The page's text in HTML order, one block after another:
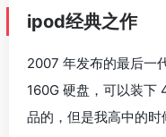
ipod经典之作
2007 年发布的最后一
160G 硬盘，可以装
品的，但是我高中的